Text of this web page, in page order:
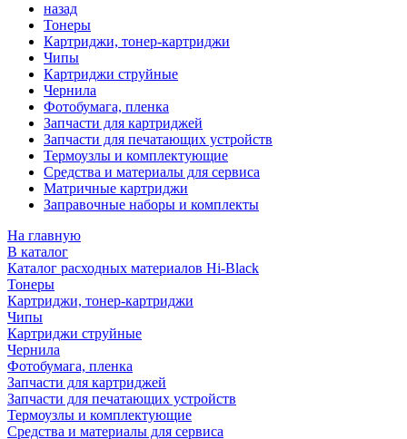
назад
Тонеры
Картриджи, тонер-картриджи
Чипы
Картриджи струйные
Чернила
Фотобумага, пленка
Запчасти для картриджей
Запчасти для печатающих устройств
Термоузлы и комплектующие
Средства и материалы для сервиса
Матричные картриджи
Заправочные наборы и комплекты
На главную
В каталог
Каталог расходных материалов Hi-Black
Тонеры
Картриджи, тонер-картриджи
Чипы
Картриджи струйные
Чернила
Фотобумага, пленка
Запчасти для картриджей
Запчасти для печатающих устройств
Термоузлы и комплектующие
Средства и материалы для сервиса